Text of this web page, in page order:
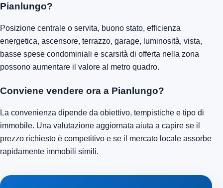
Pianlungo?
Posizione centrale o servita, buono stato, efficienza
energetica, ascensore, terrazzo, garage, luminosità, vista,
basse spese condominiali e scarsità di offerta nella zona
possono aumentare il valore al metro quadro.
Conviene vendere ora a Pianlungo?
La convenienza dipende da obiettivo, tempistiche e tipo di
immobile. Una valutazione aggiornata aiuta a capire se il
prezzo richiesto è competitivo e se il mercato locale assorbe
rapidamente immobili simili.